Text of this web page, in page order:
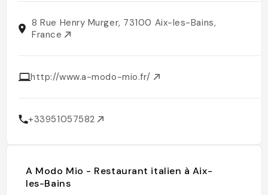
8 Rue Henry Murger, 73100 Aix-les-Bains,
France
http://www.a-modo-mio.fr/
+33951057582
A Modo Mio - Restaurant italien à Aix-
les-Bains